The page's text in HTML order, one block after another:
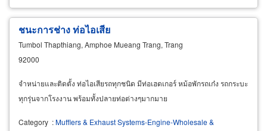
ชนะการช่าง ท่อไอเสีย
Tumbol Thapthiang, Amphoe Mueang Trang, Trang
92000
จำหน่ายและติดตั้ง ท่อไอเสียรถทุกชนิด มีท่อเฮดเกอร์ หม้อพักรถเก๋ง รถกระบะ
ทุกรุ่นจากโรงงาน พร้อมทั้งปลายท่อต่างๆมากมาย
Category :Mufflers & Exhaust Systems-Engine-Wholesale &